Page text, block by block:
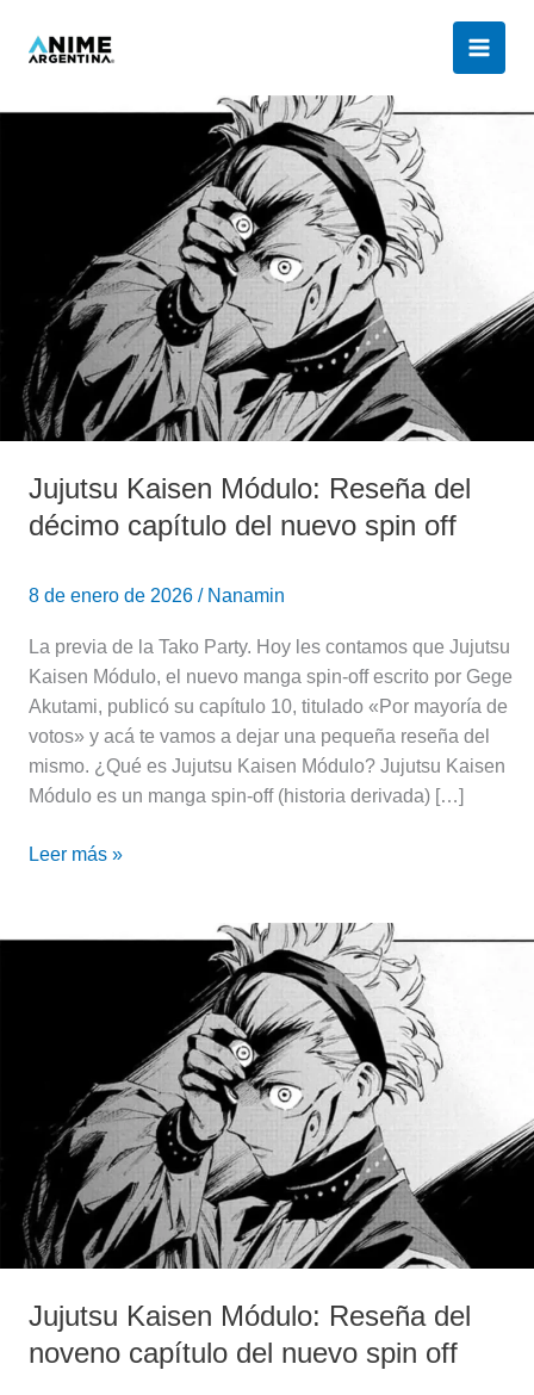
Jujutsu Kaisen Módulo: Reseña del
décimo capítulo del nuevo spin off
8 de enero de 2026 / Nanamin
La previa de la Tako Party. Hoy les contamos que Jujutsu
Kaisen Módulo, el nuevo manga spin-off escrito por Gege
Akutami, publicó su capítulo 10, titulado «Por mayoría de
votos» y acá te vamos a dejar una pequeña reseña del
mismo. ¿Qué es Jujutsu Kaisen Módulo? Jujutsu Kaisen
Módulo es un manga spin-off (historia derivada) […]
Jujutsu
capítulo
del
nuevo
spin
off
Leer más »
Jujutsu Kaisen Módulo: Reseña del
noveno capítulo del nuevo spin off
Jujutsu
capítulo
del
nuevo
spin
off